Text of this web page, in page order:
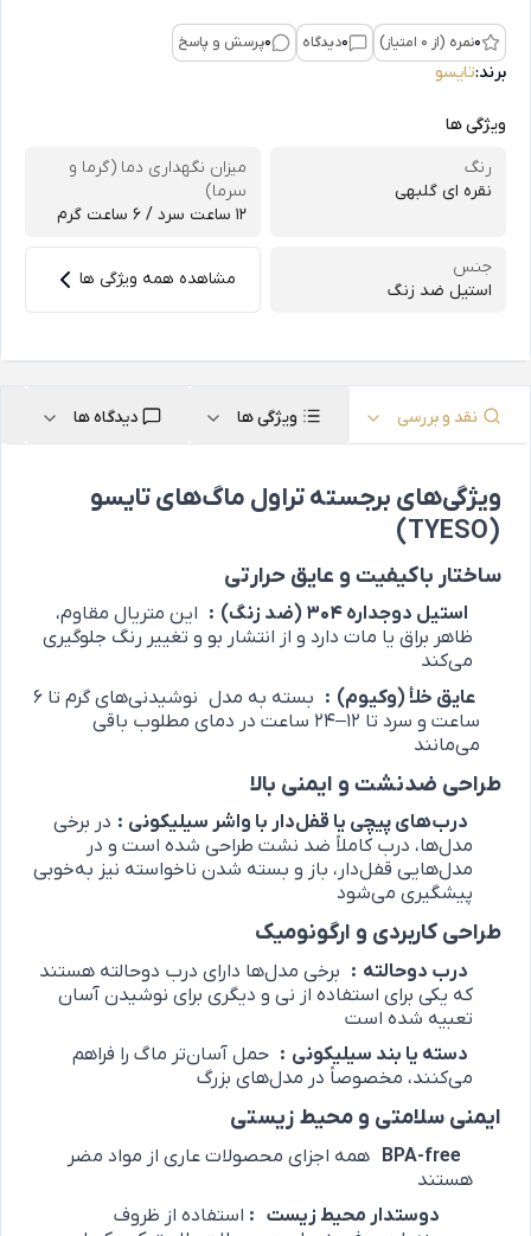
0نمره (از 0 امتیاز) 0دیدگاه 0پرسش و پاسخ
برند:تایسو
ویژگی ها
رنگ
نقره ای گلبهی
میزان نگهداری دما (گرما و
سرما)
12 ساعت سرد / 6 ساعت گرم
جنس
استیل ضد زنگ
مشاهده همه ویژگی ها
نقد و بررسی ویژگی ها دیدگاه ها
ویژگی‌های برجسته تراول ماگ‌های تایسو
(TYESO)
ساختار باکیفیت و عایق حرارتی
استیل دوجداره 304 (ضد زنگ) : این متریال مقاوم،
ظاهر براق یا مات دارد و از انتشار بو و تغییر رنگ جلوگیری
می‌کند
عایق خلأ (وکیوم) : بسته به مدل
نوشیدنی‌های گرم تا 6
ساعت و سرد تا 12–24 ساعت در دمای مطلوب باقی
می‌مانند
طراحی ضدنشت و ایمنی بالا
درب‌های پیچی یا قفل‌دار با واشر سیلیکونی : در برخی
مدل‌ها، درب کاملاً ضد نشت طراحی شده است و در
مدل‌هایی قفل‌دار، باز و بسته شدن ناخواسته نیز به‌خوبی
پیشگیری می‌شود
طراحی کاربردی و ارگونومیک
درب دوحالته : برخی مدل‌ها دارای درب دوحالته هستند
که یکی برای استفاده از نی و دیگری برای نوشیدن آسان
تعبیه شده است
دسته یا بند سیلیکونی : حمل آسان‌تر ماگ را فراهم
می‌کنند، مخصوصاً در مدل‌های بزرگ
ایمنی سلامتی و محیط ‌زیستی
BPA-free همه اجزای محصولات عاری از مواد مضر
هستند
دوستدار محیط ‌زیست : استفاده از ظروف